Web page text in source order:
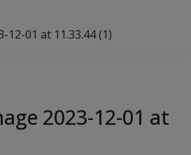
12-01 at 11.33.44 (1)
2023-12-01 at